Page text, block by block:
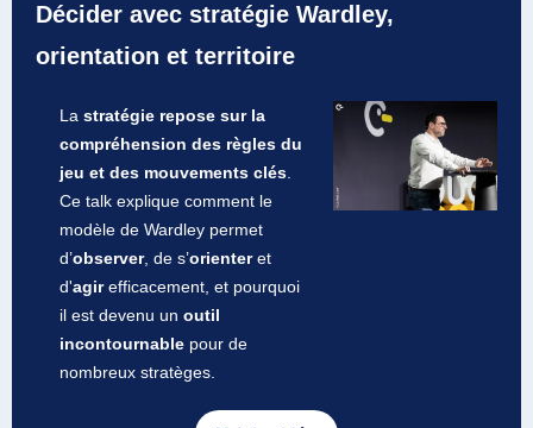
Décider avec stratégie Wardley,
orientation et territoire
La stratégie repose sur la
compréhension des règles du
jeu et des mouvements clés
Ce talk explique comment le
modèle de Wardley permet
d’observer, de s’orienteret
d'agirefficacement, et pourquoi
il est devenu un outil
incontournable pour de
nombreux stratèges.